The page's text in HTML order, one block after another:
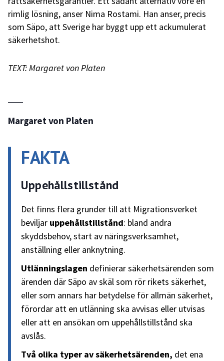
rimlig lösning, anser Nima Rostami. Han anser, precis
som Säpo, att Sverige har byggt upp ett ackumulerat
säkerhetshot.
TEXT: Margaret von Platen
Margaret von Platen
FAKTA
Uppehållstillstånd
Det finns flera grunder till att Migrationsverket
beviljar uppehållstillstånd: bland andra
skyddsbehov, start av näringsverksamhet,
anställning eller anknytning.
Utlänningslagen definierar säkerhetsärenden som
ärenden där Säpo av skäl som rör rikets säkerhet,
eller som annars har betydelse för allmän säkerhet,
förordar att en utlänning ska avvisas eller utvisas
eller att en ansökan om uppehållstillstånd ska
avslås.
Två olika typer av säkerhetsärenden, det ena